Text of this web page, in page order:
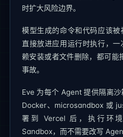
时扩大风险边界。
模型生成的命令和代码应该
直接放进应用运行时执行，
赖安装或者文件删除，都可能
事故。
Eve 为每个 Agent 提供隔离
Docker、microsandbox 或
署到 Vercel 后，执行环
Sandbox，而不需要改写